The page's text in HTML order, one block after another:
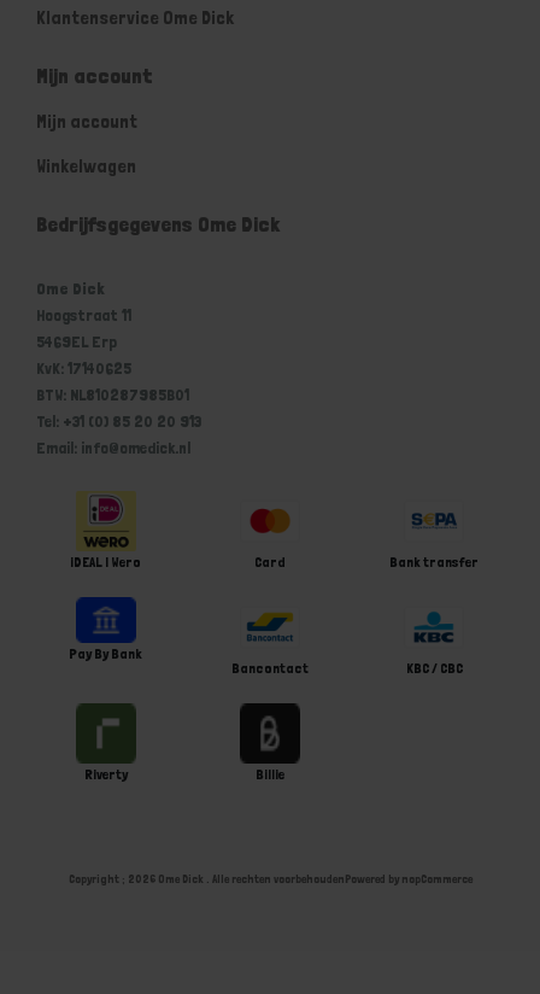
Klantenservice Ome Dick
Mijn account
Mijn account
Winkelwagen
Bedrijfsgegevens Ome Dick
Ome Dick
Hoogstraat 11
5469EL Erp
KvK: 17140625
BTW: NL810287985B01
Tel: +31 (0) 85 20 20 913
Email: info@omedick.nl
iDEAL | Wero Card Bank transfer
Pay By Bank
Bancontact
KBC / CBC
Riverty Billie
Copyright ; 2026 Ome Dick . Alle rechten voorbehoudenPowered by nopCommerce